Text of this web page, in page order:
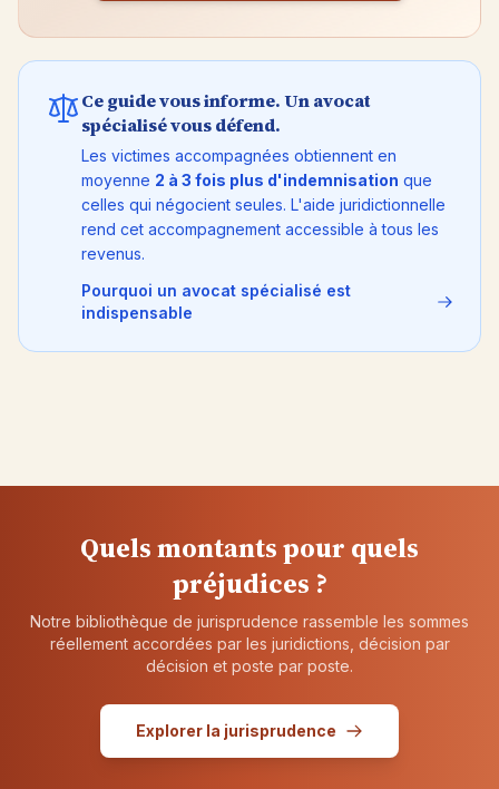
Ce guide vous informe. Un avocat
spécialisé vous défend.
Les victimes accompagnées obtiennent en
moyenne 2 à 3 fois plus d'indemnisation que
celles qui négocient seules. L'aide juridictionnelle
rend cet accompagnement accessible à tous les
revenus.
Pourquoi un avocat spécialisé est
indispensable
Quels montants pour quels
préjudices ?
Notre bibliothèque de jurisprudence rassemble les sommes
réellement accordées par les juridictions, décision par
décision et poste par poste.
Explorer la jurisprudence